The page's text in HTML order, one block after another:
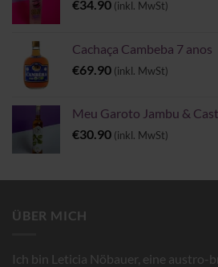
€34.90 (inkl. MwSt)
Cachaça Cambeba 7 anos
€69.90 (inkl. MwSt)
Meu Garoto Jambu &
€30.90 (inkl. MwSt)
ÜBER MICH
Ich bin Leticia Nöbauer, eine austro-